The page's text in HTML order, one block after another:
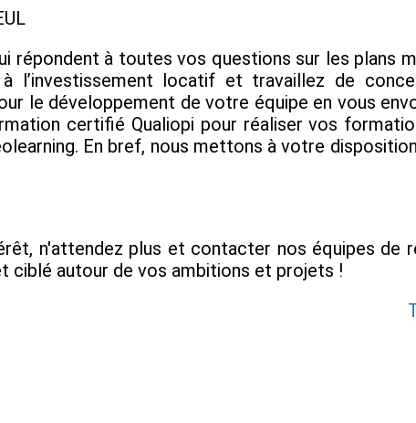
répondent à toutes vos questions sur les plans
l’investissement locatif et travaillez de
le développement de votre équipe en vous
certifié Qualiopi pour réaliser vos
En bref, nous mettons à votre
n'attendez plus et contacter nos équipes de
ciblé autour de vos ambitions et projets !